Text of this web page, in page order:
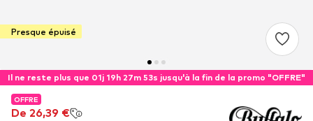
Presque épuisé
Il ne reste plus que 01j 19h 27m 52s jusqu'à la fin de la promo "OFFRE"
OFFRE
De 26,39 €
OFFRE
De 26,39 €